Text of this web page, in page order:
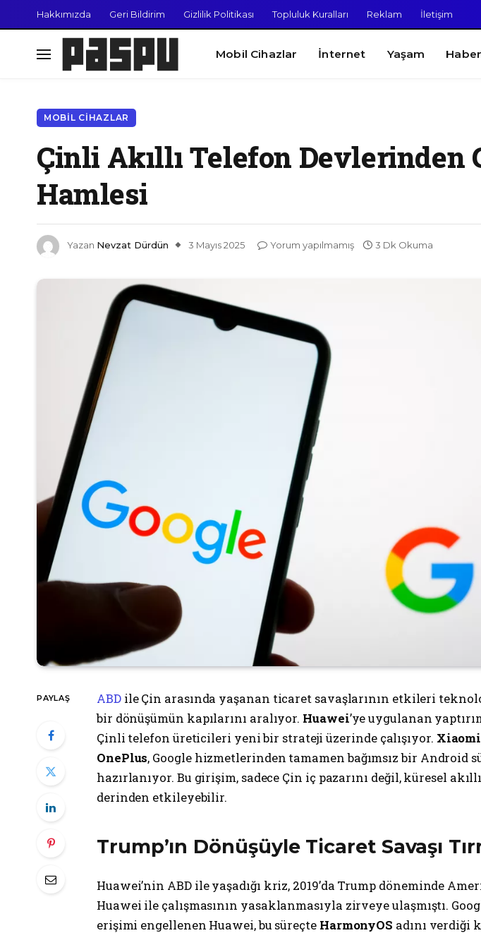
Hakkımızda Geri Bildirim Gizlilik Politikası Topluluk Kuralları Reklam İletişim
Mobil Cihazlar İnternet Yaşam
MOBIL CIHAZLAR
Çinli Akıllı Telefon Devlerinden
Hamlesi
Yazan Nevzat Dürdün 3 Mayıs 2025 Yorum yapılmamış 3 Dk Okuma
PAYLAŞ ABDile Çin arasında yaşanan ticaret savaşlarının etkileri
bir dönüşümün kapılarını aralıyor. Huawei’ye uygulanan
Çinli telefon üreticileri yeni bir strateji üzerinde çalışıyor. Xiaomi
OnePlus, Google hizmetlerinden tamamen bağımsız bir Android
hazırlanıyor. Bu girişim, sadece Çin iç pazarını değil, küresel
derinden etkileyebilir.
Trump’ın Dönüşüyle Ticaret Savaşı
Huawei’nin ABD ile yaşadığı kriz, 2019’da Trump döneminde
Huawei ile çalışmasının yasaklanmasıyla zirveye ulaşmıştı.
erişimi engellenen Huawei, bu süreçte HarmonyOS adını verdiği